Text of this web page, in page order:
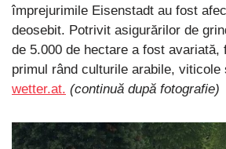
împrejurimile Eisenstadt au fost
deosebit. Potrivit asigurărilor de
de 5.000 de hectare a fost avariată,
primul rând culturile arabile,
wetter.at. (continuă după fotografie)